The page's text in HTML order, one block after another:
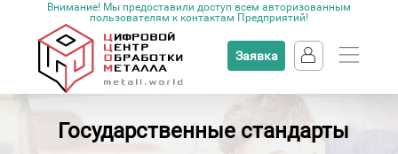
Внимание! Мы предоставили доступ всем авторизованным
пользователям к контактам Предприятий!
Заявка
Государственные стандарты